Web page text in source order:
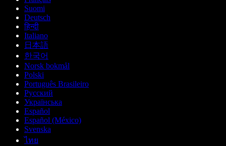
Suomi
Deutsch
हिन्दी
Italiano
日本語
한국어
Norsk bokmål
Polski
Português Brasileiro
Русский
Українська
Español
Español (México)
Svenska
ไทย